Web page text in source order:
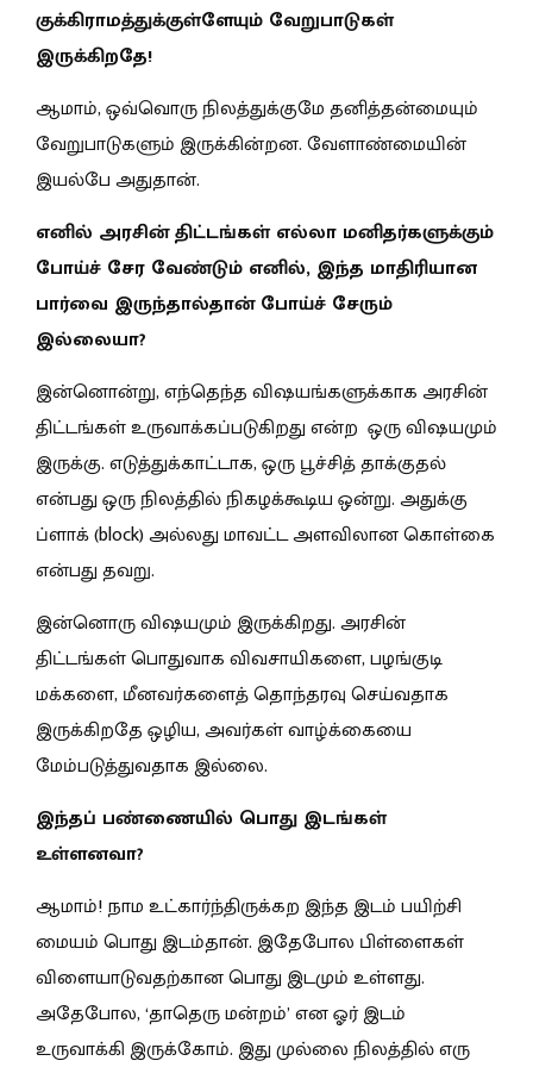
குக்கிராமத்துக்குள்ளேயும் வேறுபாடுகள்
இருக்கிறதே!
ஆமாம், ஒவ்வொரு நிலத்துக்குமே தனித்தன்மையும்
வேறுபாடுகளும் இருக்கின்றன. வேளாண்மையின்
இயல்பே அதுதான்.
எனில் அரசின் திட்டங்கள் எல்லா மனிதர்களுக்கும்
போய்ச் சேர வேண்டும் எனில், இந்த மாதிரியான
பார்வை இருந்தால்தான் போய்ச் சேரும்
இல்லையா?
இன்னொன்று, எந்தெந்த விஷயங்களுக்காக அரசின்
திட்டங்கள் உருவாக்கப்படுகிறது என்ற ஒரு விஷயமும்
இருக்கு. எடுத்துக்காட்டாக, ஒரு பூச்சித் தாக்குதல்
என்பது ஒரு நிலத்தில் நிகழக்கூடிய ஒன்று. அதுக்கு
ப்ளாக் (block) அல்லது மாவட்ட அளவிலான கொள்கை
என்பது தவறு.
இன்னொரு விஷயமும் இருக்கிறது. அரசின்
திட்டங்கள் பொதுவாக விவசாயிகளை, பழங்குடி
மக்களை, மீனவர்களைத் தொந்தரவு செய்வதாக
இருக்கிறதே ஒழிய, அவர்கள் வாழ்க்கையை
மேம்படுத்துவதாக இல்லை.
இந்தப் பண்ணையில் பொது இடங்கள்
உள்ளனவா?
ஆமாம்! நாம உட்கார்ந்திருக்கற இந்த இடம் பயிற்சி
மையம் பொது இடம்தான். இதேபோல பிள்ளைகள்
விளையாடுவதற்கான பொது இடமும் உள்ளது.
அதேபோல, ‘தாதெரு மன்றம்’ என ஓர் இடம்
உருவாக்கி இருக்கோம். இது முல்லை நிலத்தில் எரு